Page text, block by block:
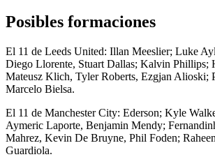
Posibles formaciones
El 11 de Leeds United: Illan Meeslier; Luke
Diego Llorente, Stuart Dallas; Kalvin Phillips;
Mateusz Klich, Tyler Roberts, Ezgjan Alioski;
Marcelo Bielsa.
El 11 de Manchester City: Ederson; Kyle
Aymeric Laporte, Benjamin Mendy;
Mahrez, Kevin De Bruyne, Phil Foden;
Guardiola.